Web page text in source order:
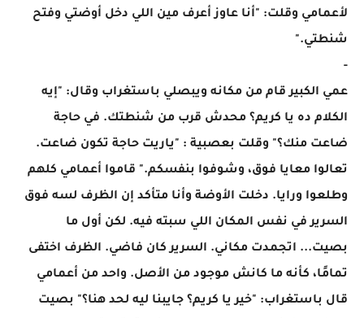
لأعمامي وقلت: "أنا عاوز أعرف مين اللي دخل أوضتي وفتح
شنطتي."
-
عمي الكبير قام من مكانه ويبصلي باستغراب وقال: "إيه
الكلام ده يا كريم؟ محدش قرب من شنطتك. في حاجة
ضاعت منك؟" وقلت بعصبية : "ياريت حاجة تكون ضاعت.
تعالوا معايا فوق، وشوفوا بنفسكم." قاموا أعمامي كلهم
وطلعوا ورايا. دخلت الأوضة وأنا متأكد إن الظرف لسه فوق
السرير في نفس المكان اللي سبته فيه. لكن أول ما
بصيت... اتجمدت مكاني. السرير كان فاضي. الظرف اختفى
تمامًا، كأنه ما كانش موجود من الأصل. واحد من أعمامي
قال باستغراب: "خير يا كريم؟ جايبنا ليه لحد هنا؟" بصيت